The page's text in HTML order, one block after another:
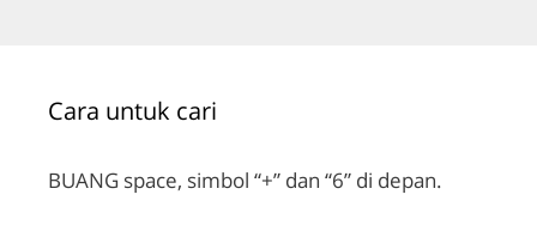
Cara untuk cari
BUANG space, simbol “+” dan “6” di depan.